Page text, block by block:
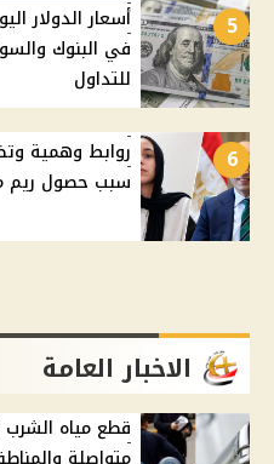
5
في البنوك
للتداول
6
روابط وهمية
سبب حصول ريم محمد على 4%
الاخبار العامة